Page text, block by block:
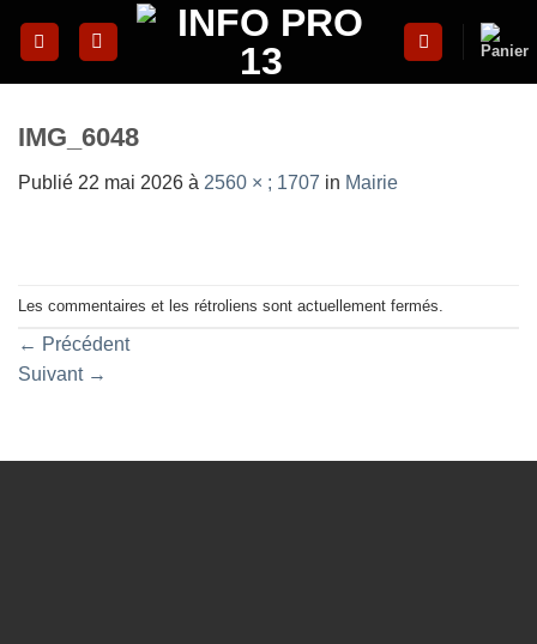
IMG_6048
Publié 22 mai 2026 à 2560 × ; 1707 in Mairie
Les commentaires et les rétroliens sont actuellement fermés.
← Précédent
Suivant →